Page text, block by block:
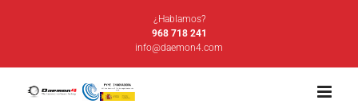
¿Hablamos?
968 718 241
info@daemon4.com